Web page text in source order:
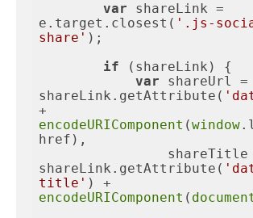
var shareLink =
e.target.closest( '.js-
share' );
if (shareLink) {
var shareUrl =
shareLink.getAttribute(
encodeURIComponent (window
href),
shareLink.getAttribute(
title'
encodeURIComponent (